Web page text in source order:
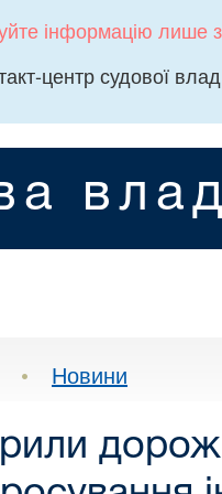
інформацію лише
центр судової
• Новини